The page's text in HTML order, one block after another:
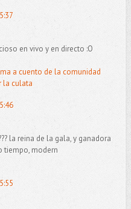
en vivo y en directo :O
a cuento de la comunidad
la culata
la reina de la gala, y ganadora
tiempo, modern